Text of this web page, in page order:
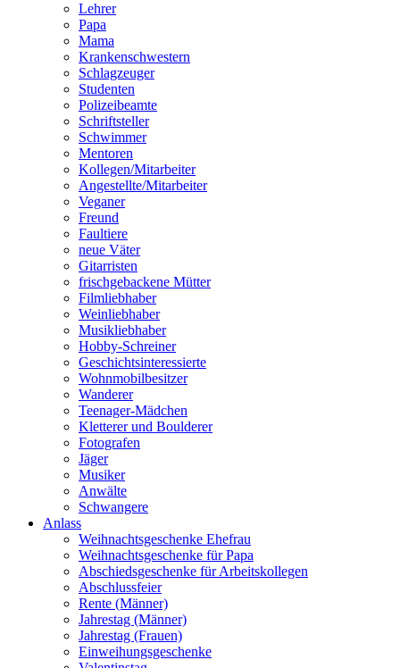
Lehrer
Papa
Mama
Krankenschwestern
Schlagzeuger
Studenten
Polizeibeamte
Schriftsteller
Schwimmer
Mentoren
Kollegen/Mitarbeiter
Angestellte/Mitarbeiter
Veganer
Freund
Faultiere
neue Väter
Gitarristen
frischgebackene Mütter
Filmliebhaber
Weinliebhaber
Musikliebhaber
Hobby-Schreiner
Geschichtsinteressierte
Wohnmobilbesitzer
Wanderer
Teenager-Mädchen
Kletterer und Boulderer
Fotografen
Jäger
Musiker
Anwälte
Schwangere
Anlass
Weihnachtsgeschenke Ehefrau
Weihnachtsgeschenke für Papa
Abschiedsgeschenke für Arbeitskollegen
Abschlussfeier
Rente (Männer)
Jahrestag (Männer)
Jahrestag (Frauen)
Einweihungsgeschenke